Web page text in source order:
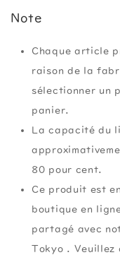
Note
Chaque article
raison de la
sélectionner un
panier.
La capacité du
80 pour cent.
Ce produit est
boutique en
partagé avec
Tokyo . Veuillez